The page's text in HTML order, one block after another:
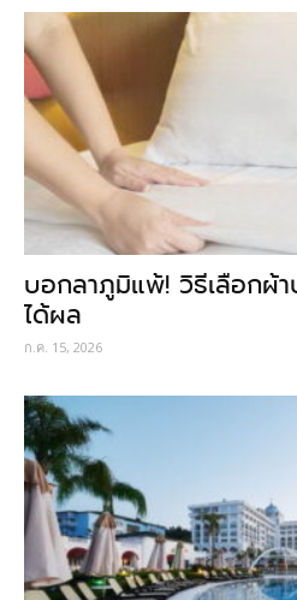
บอกลาภูมิแพ้! วิธีเลือกผ้
ได้ผล
ก.ค. 15, 2026